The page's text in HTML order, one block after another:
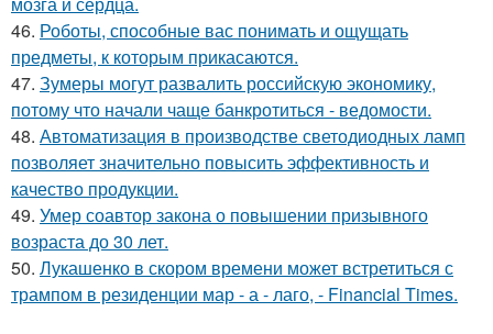
46. Роботы, способные вас понимать и ощущать
предметы, к которым прикасаются.
47. Зумеры могут развалить российскую экономику,
потому что начали чаще банкротиться - ведомости.
48. Автоматизация в производстве светодиодных ламп
позволяет значительно повысить эффективность и
качество продукции.
49. Умер соавтор закона о повышении призывного
возраста до 30 лет.
50. Лукашенко в скором времени может встретиться с
трампом в резиденции мар - а - лаго, - Financial Times.